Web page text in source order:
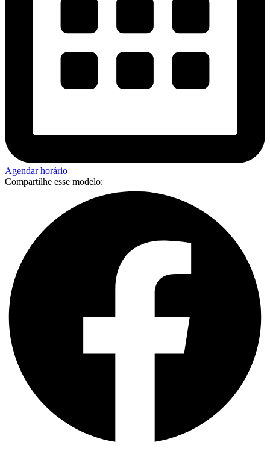
Agendar horário
Compartilhe esse modelo: